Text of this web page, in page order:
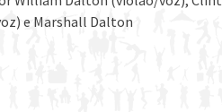
e Marshall Dalton